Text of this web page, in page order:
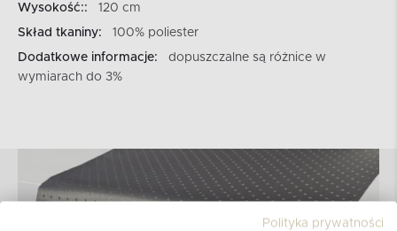
Wysokość::
120 cm
Skład tkaniny:
100% poliester
Dodatkowe informacje:
dopuszczalne są różnice w
wymiarach do 3%
Polityka prywatności